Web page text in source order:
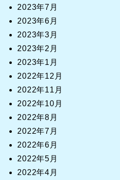
2023年7月
2023年6月
2023年3月
2023年2月
2023年1月
2022年12月
2022年11月
2022年10月
2022年8月
2022年7月
2022年6月
2022年5月
2022年4月